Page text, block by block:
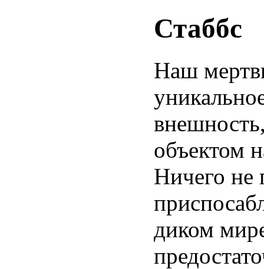
Стаббс
Наш
объектом
Ничего не
диком